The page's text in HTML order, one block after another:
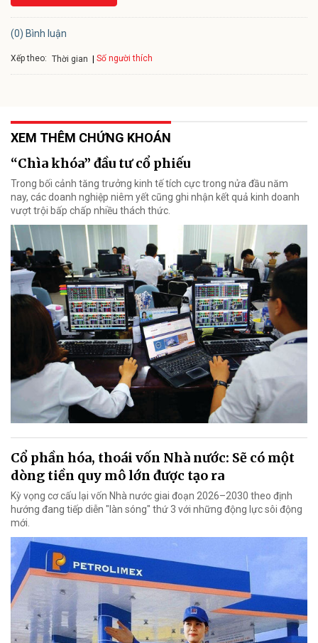
(0) Bình luận
Xếp theo: Thời gian Số người thích
XEM THÊM CHỨNG KHOÁN
“Chìa khóa” đầu tư cổ phiếu
Trong bối cảnh tăng trưởng kinh tế tích cực trong nửa đầu năm
nay, các doanh nghiệp niêm yết cũng ghi nhận kết quả kinh doanh
vượt trội bấp chấp nhiều thách thức.
Cổ phần hóa, thoái vốn Nhà nước: Sẽ có một
dòng tiền quy mô lớn được tạo ra
Kỳ vọng cơ cấu lại vốn Nhà nước giai đoạn 2026–2030 theo định
hướng đang tiếp diễn "làn sóng" thứ 3 với những động lực sôi động
mới.